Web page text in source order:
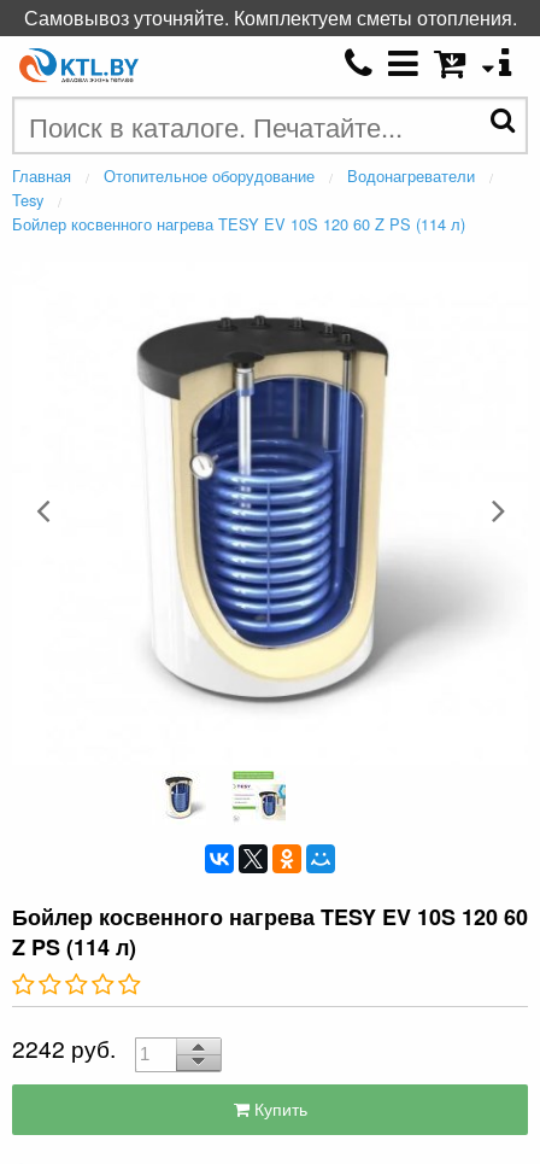
Главная Отопительное оборудование
Водонагреватели
Tesy
Бойлер косвенного нагрева TESY EV 10S 120 60 Z PS (114 л)
Бойлер косвенного нагрева TESY EV 10S 120 60
Z PS (114 л)
2242 руб.
Купить
Самовывоз уточняйте. Комплектуем сметы отопления.